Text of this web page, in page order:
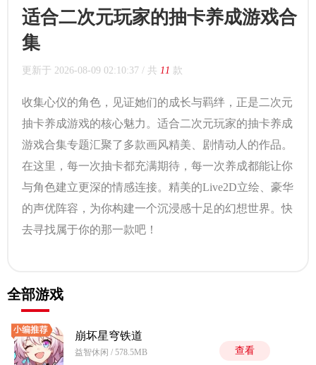
适合二次元玩家的抽卡养成游戏合
集
更新于 2026-08-09 02:10:37 / 共 11 款
收集心仪的角色，见证她们的成长与羁绊，正是二次元
抽卡养成游戏的核心魅力。适合二次元玩家的抽卡养成
游戏合集专题汇聚了多款画风精美、剧情动人的作品。
在这里，每一次抽卡都充满期待，每一次养成都能让你
与角色建立更深的情感连接。精美的Live2D立绘、豪华
的声优阵容，为你构建一个沉浸感十足的幻想世界。快
去寻找属于你的那一款吧！
全部游戏
崩坏星穹铁道
益智休闲 / 578.5MB
查看